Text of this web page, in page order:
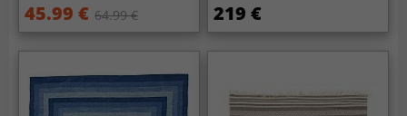
45.99 € 64.99 € 219 €